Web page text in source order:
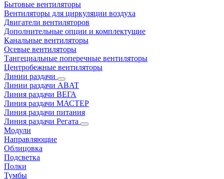
Бытовые вентиляторы
Вентиляторы для циркуляции воздуха
Двигатели вентиляторов
Дополнительные опции и комплектущие
Канальные вентиляторы
Осевые вентиляторы
Тангециальные поперечные вентиляторы
Центробежные вентиляторы
Линии раздачи
Линии раздачи ABAT
Линия раздачи ВЕГА
Линия раздачи МАСТЕР
Линия раздачи питания
Линия раздачи Регата
Модули
Направляющие
Облицовка
Подсветка
Полки
Тумбы